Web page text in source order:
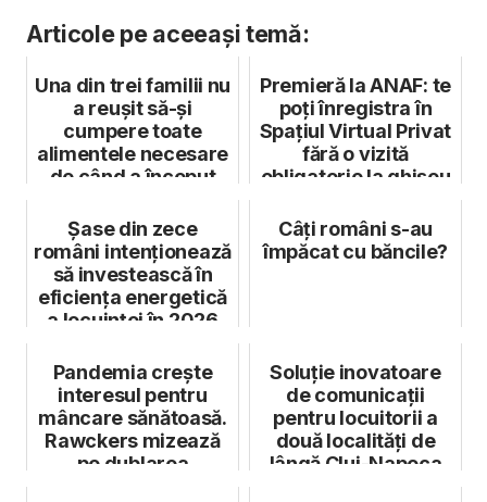
Articole pe aceeași temă:
Una din trei familii nu
a reușit să-și
cumpere toate
alimentele necesare
de când a început
Premieră la ANAF: te
poți înregistra în
Spațiul Virtual Privat
fără o vizită
obligatorie la ghișeu
Șase din zece
români intenționează
să investească în
eficiența energetică
a locuinței în 2026
Câți români s-au
împăcat cu băncile?
Pandemia crește
interesul pentru
mâncare sănătoasă.
Rawckers mizează
pe dublarea
Soluție inovatoare
de comunicații
pentru locuitorii a
două localități de
lângă Cluj-Napoca